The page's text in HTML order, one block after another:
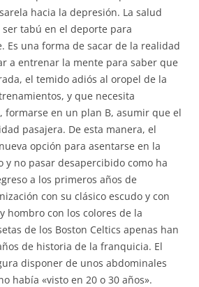
hacia la depresión. La salud
tabú en el deporte para
Es una forma de sacar de la realidad
a entrenar la mente para saber que
el temido adiós al oropel de la
y que necesita
formarse en un plan B, asumir que el
pasajera. De esta manera, el
opción para asentarse en la
y no pasar desapercibido como ha
a los primeros años de
con su clásico escudo y con
hombro con los colores de la
de los Boston Celtics apenas han
de historia de la franquicia. El
disponer de unos abdominales
había «visto en 20 o 30 años».